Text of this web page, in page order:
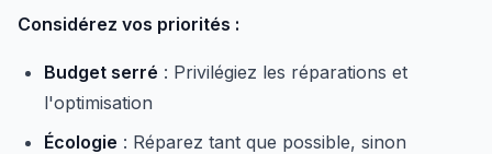
Considérez vos priorités :
Budget serré : Privilégiez les réparations et
l'optimisation
Écologie : Réparez tant que possible, sinon